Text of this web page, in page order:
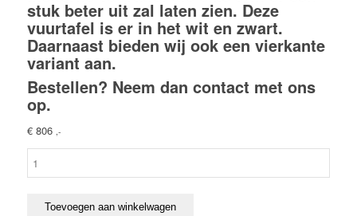
stuk beter uit zal laten zien. Deze
vuurtafel is er in het wit en zwart.
Daarnaast bieden wij ook een vierkante
variant aan.
Bestellen? Neem dan contact met ons
op.
€806 ,-
zwartToevoegen aan winkelwagen